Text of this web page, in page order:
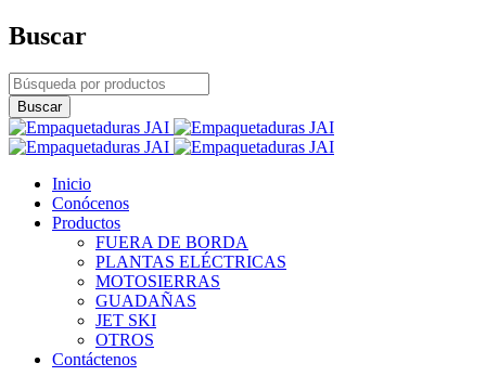
Buscar
Inicio
Conócenos
Productos
FUERA DE BORDA
PLANTAS ELÉCTRICAS
MOTOSIERRAS
GUADAÑAS
JET SKI
OTROS
Contáctenos